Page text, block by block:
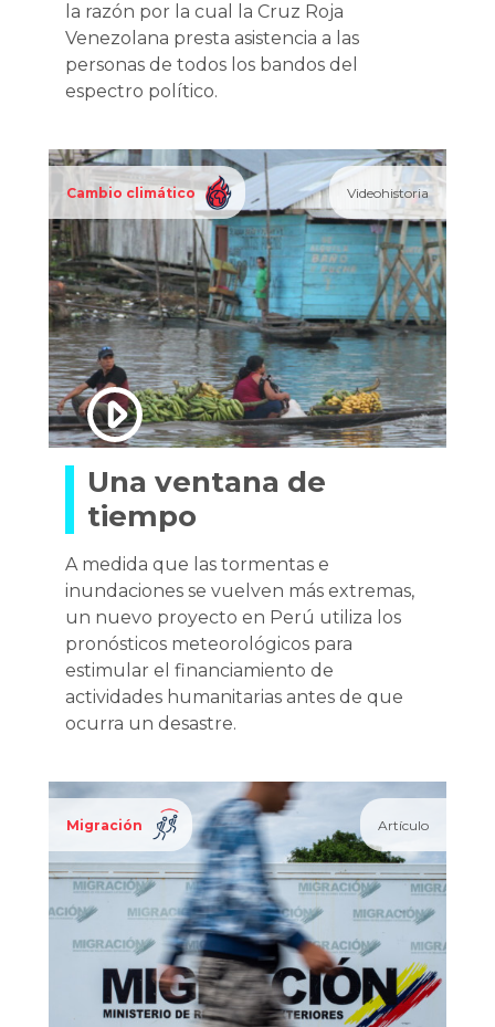
la razón por la cual la Cruz Roja
Venezolana presta asistencia a las
personas de todos los bandos del
espectro político.
Cambio climático Videohistoria
Una ventana de
tiempo
A medida que las tormentas e
inundaciones se vuelven más extremas,
un nuevo proyecto en Perú utiliza los
pronósticos meteorológicos para
estimular el financiamiento de
actividades humanitarias antes de que
ocurra un desastre.
Migración Artículo